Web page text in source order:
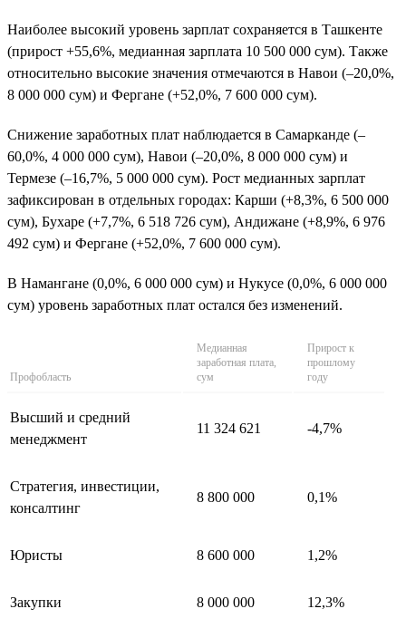
Наиболее высокий уровень зарплат сохраняется в Ташкенте
(прирост +55,6%, медианная зарплата 10 500 000 сум). Также
относительно высокие значения отмечаются в Навои (–20,0%,
8 000 000 сум) и Фергане (+52,0%, 7 600 000 сум).
Снижение заработных плат наблюдается в Самарканде (–
60,0%, 4 000 000 сум), Навои (–20,0%, 8 000 000 сум) и
Термезе (–16,7%, 5 000 000 сум). Рост медианных зарплат
зафиксирован в отдельных городах: Карши (+8,3%, 6 500 000
сум), Бухаре (+7,7%, 6 518 726 сум), Андижане (+8,9%, 6 976
492 сум) и Фергане (+52,0%, 7 600 000 сум).
В Намангане (0,0%, 6 000 000 сум) и Нукусе (0,0%, 6 000 000
сум) уровень заработных плат остался без изменений.
Профобласть
Медианная
заработная плата,
сум
Прирост к
прошлому
году
Высший и средний
менеджмент
11 324 621 -4,7%
Стратегия, инвестиции,
консалтинг
8 800 000 0,1%
Юристы 8 600 000 1,2%
Закупки 8 000 000 12,3%